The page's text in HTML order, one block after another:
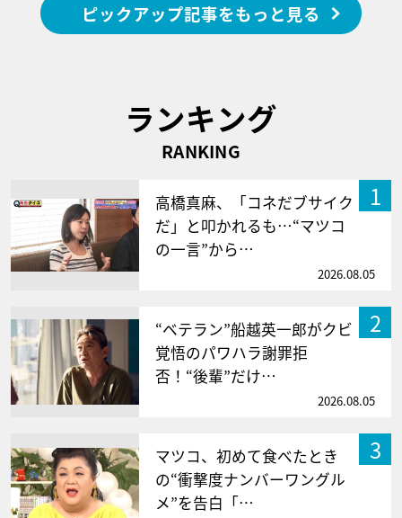
ピックアップ記事をもっと見る
ランキング
RANKING
1
高橋真麻、「コネだブサイク
だ」と叩かれるも…“マツコ
の一言”から…
2026.08.05
2
“ベテラン”船越英一郎がクビ
覚悟のパワハラ謝罪拒
否！“後輩”だけ…
2026.08.05
3
マツコ、初めて食べたとき
の“衝撃度ナンバーワングル
メ”を告白「…